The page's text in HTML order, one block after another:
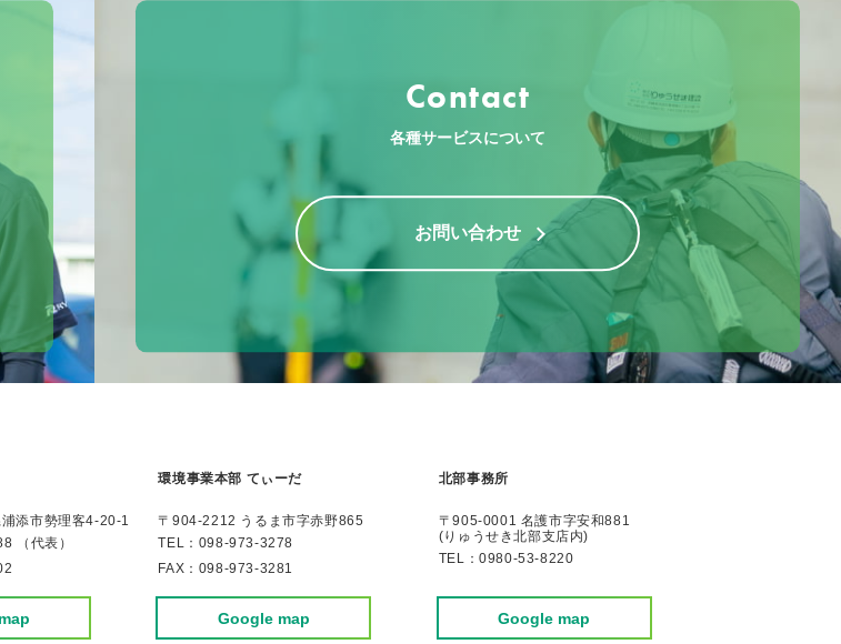
Contact
各種サービスについて
お問い合わせ
添市勢理客4-20-1
（代表）
環境事業本部 てぃーだ
〒904-2212 うるま市字赤野865
TEL： 098-973-3278
FAX：098-973-3281
Google map
北部事務所
〒905-0001 名護市字安和881
(りゅうせき北部支店内)
TEL：0980-53-8220
Google map